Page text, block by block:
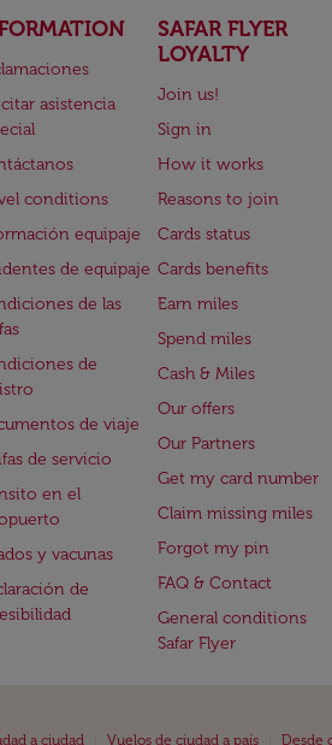
asistencia
conditions
equipaje
de equipaje
de las
de
de viaje
de servicio
en el
y vacunas
de
SAFAR FLYER
LOYALTY
Join us!
Sign in
How it works
Reasons to join
Cards status
Cards benefits
Earn miles
Spend miles
Cash & Miles
Our offers
Our Partners
Get my card number
Claim missing miles
Forgot my pin
FAQ & Contact
General conditions
Safar Flyer
a ciudad Vuelos de ciudad a país Desde